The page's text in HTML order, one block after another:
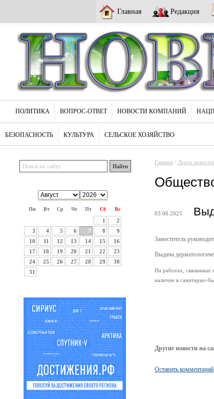
Главная Редакция
ПОЛИТИКА ВОПРОС-ОТВЕТ НОВОСТИ КОМПАНИЙ
БЕЗОПАСНОСТЬ КУЛЬТУРА СЕЛЬСКОЕ ХОЗЯЙСТВО
Пн Вт Ср Чт Пт Сб Вс
1
2
3
4 5 6 7 8
9
10
11 12 13 14 15
16
17
18 19 20 21 22
23
24
25 26 27 28 29
30
31
Главная / Лента
03.06.2025
Заместитель
Выдача
На работах, связанных
наличие в санитарно-
Другие новости на
Оставить комментарий